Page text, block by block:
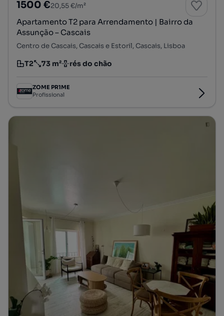
1500 €20,55 €/m²
Apartamento T2 para Arrendamento | Bairro da
Assunção – Cascais
Centro de Cascais, Cascais e Estoril, Cascais, Lisboa
Tipologia
T2
Preço por metro quadrado
73 m²
Andar rés do chão
ZOME PR1ME
Profissional